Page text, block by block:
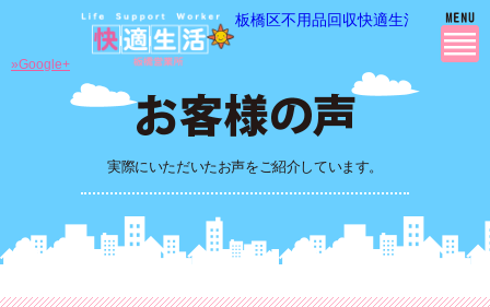
板橋区不用品回収快適生活の 不用
実際にいただいたお声をご紹介しています。
»Google+